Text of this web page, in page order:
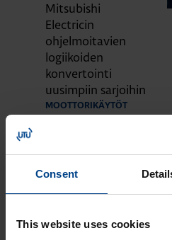
Consent
This website uses cookies
Mitsubishi
Electricin
ohjelmoitavien
logiikoiden
konvertointi
uusimpiin sarjoihin
MOOTTORIKÄYTÖT
Tutustu ja ota
portaali